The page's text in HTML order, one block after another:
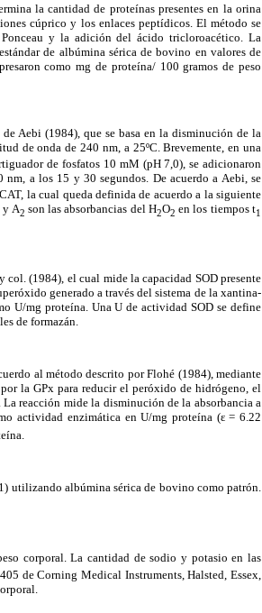
la cantidad de proteínas presentes en la orina
cúprico y los enlaces peptídicos. El método se
y la adición del ácido tricloroacético. La
de albúmina sérica de bovino en valores de
como mg de proteína/ 100 gramos de peso
Aebi (1984), que se basa en la disminución de la
de onda de 240 nm, a 25ºC. Brevemente, en una
de fosfatos 10 mM (pH 7,0), se adicionaron
a los 15 y 30 segundos. De acuerdo a Aebi, se
la cual queda definida de acuerdo a la siguiente
y A2 son las absorbancias del H2O2en los tiempos t1
(1984), el cual mide la capacidad SOD presente
generado a través del sistema de la xantina-
U/mg proteína. Una U de actividad SOD se define
de formazán.
al método descrito por Flohé (1984), mediante
la GPx para reducir el peróxido de hidrógeno, el
reacción mide la disminución de la absorbancia a
actividad enzimática en U/mg proteína (ε = 6.22
utilizando albúmina sérica de bovino como patrón.
corporal. La cantidad de sodio y potasio en las
405 de Corning Medical Instruments, Halsted, Essex,